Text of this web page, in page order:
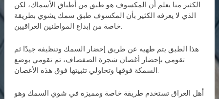
الكثير منا يعلم أن المكسوف هو طبق من أطباق الأسماك، لكن
الذي لا يعرفه الكثير بأن المكسوف طبق سمك يشوي بطريقة
خاصة من إبداع المواطنين العراقيين.
هذا الطبق يتم طهيه عن طريق إحضار السمك وتنظيفه جيدًا ثم
تقومي بإحضار أغصان شجرة الصفصاف، ثم تقومي بوضع
السمكة فوقها وتحاولي تثبيتها فوق هذه الأغصان.
أهل العراق تستخدم طريقة خاصة ومميزه في شوي السمك وهو